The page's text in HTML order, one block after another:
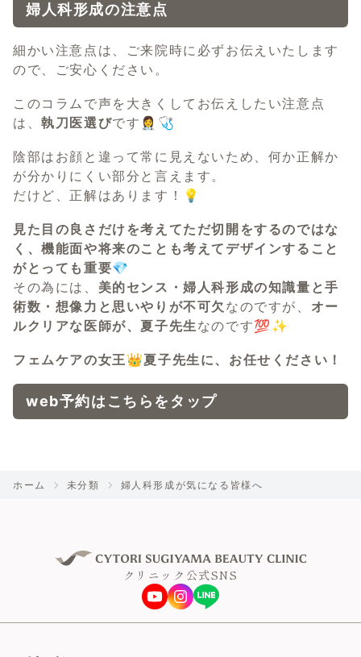
婦人科形成の注意点
細かい注意点は、ご来院時に必ずお伝えいたします
ので、ご安心ください。
このコラムで声を大きくしてお伝えしたい注意点
は、執刀医選びです👩‍⚕️🩺
陰部はお顔と違って常に見えないため、何か正解か
が分かりにくい部分と言えます。
だけど、正解はあります！💡
見た目の良さだけを考えてただ切開をするのではな
く、機能面や将来のことも考えてデザインすること
がとっても重要💎
その為には、 美的センス・婦人科形成の知識量と手
術数・想像力と思いやりが不可欠 なのですが、 オー
ルクリアな医師が、夏子先生なのです💯✨
フェムケアの女王👑夏子先生に、お任せください！
web予約はこちらをタップ
ホーム 未分類 婦人科形成が気になる皆様へ
クリニック公式SNS